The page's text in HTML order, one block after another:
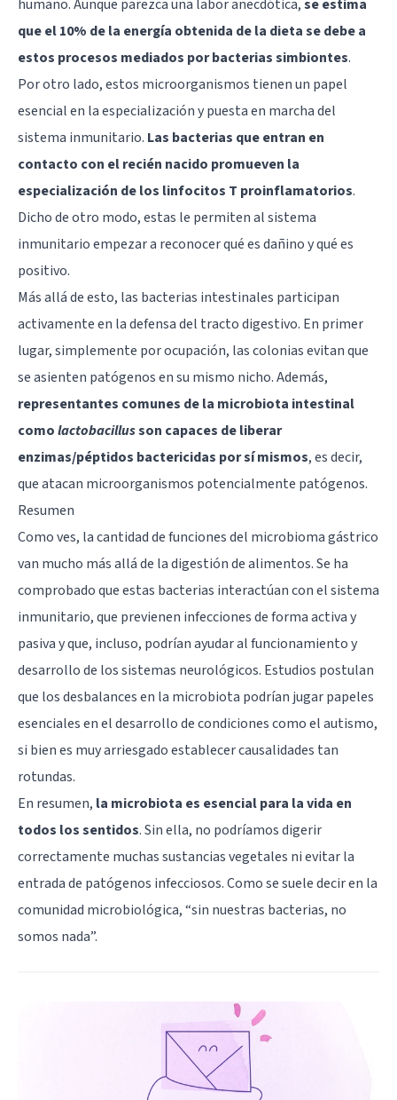
humano. Aunque parezca una labor anecdótica,se estima
que el 10% de la energía obtenida de la dieta se debe a
estos procesos mediados por bacterias simbiontes.
Por otro lado, estos microorganismos tienen un papel
esencial en la especialización y puesta en marcha del
sistema inmunitario. Las bacterias que entran en
contacto con el recién nacido promueven la
especialización de los linfocitos T proinflamatorios.
Dicho de otro modo, estas le permiten al sistema
inmunitario empezar a reconocer qué es dañino y qué es
positivo.
Más allá de esto, las bacterias intestinales participan
activamente en la defensa del tracto digestivo. En primer
lugar, simplemente por ocupación, las colonias evitan que
se asienten patógenos en su mismo nicho. Además,
representantes comunes de la microbiota intestinal
comolactobacillusson capaces de liberar
enzimas/péptidos bactericidas por sí mismos, es decir,
que atacan microorganismos potencialmente patógenos.
Resumen
Como ves, la cantidad de funciones del microbioma gástrico
van mucho más allá de la digestión de alimentos. Se ha
comprobado que estas bacterias interactúan con el sistema
inmunitario, que previenen infecciones de forma activa y
pasiva y que, incluso, podrían ayudar al funcionamiento y
desarrollo de los sistemas neurológicos. Estudios postulan
que los desbalances en la microbiota podrían jugar papeles
esenciales en el desarrollo de condiciones como el autismo,
si bien es muy arriesgado establecer causalidades tan
rotundas.
En resumen, la microbiota es esencial para la vida en
todos los sentidos. Sin ella, no podríamos digerir
correctamente muchas sustancias vegetales ni evitar la
entrada de patógenos infecciosos. Como se suele decir en la
comunidad microbiológica, “sin nuestras bacterias, no
somos nada”.